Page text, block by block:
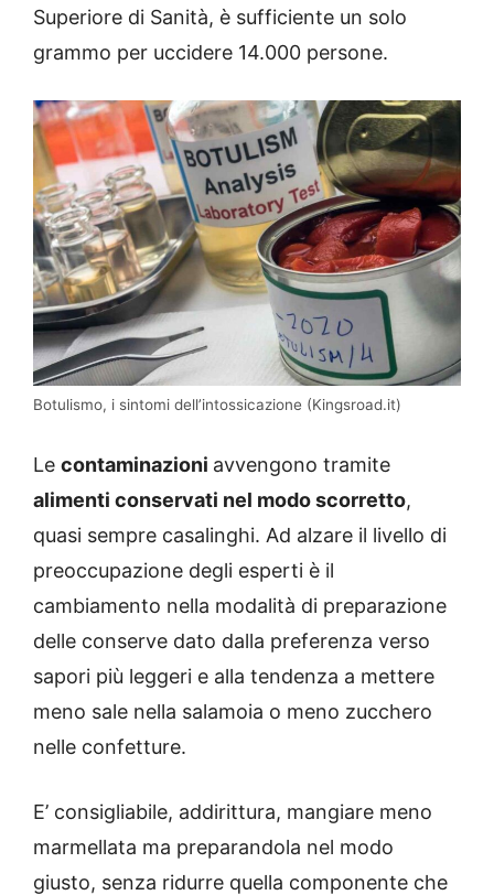
Superiore di Sanità, è sufficiente un solo
grammo per uccidere 14.000 persone.
Botulismo, i sintomi dell’intossicazione (Kingsroad.it)
Le contaminazioni avvengono tramite
alimenti conservati nel modo scorretto,
quasi sempre casalinghi. Ad alzare il livello di
preoccupazione degli esperti è il
cambiamento nella modalità di preparazione
delle conserve dato dalla preferenza verso
sapori più leggeri e alla tendenza a mettere
meno sale nella salamoia o meno zucchero
nelle confetture.
E’ consigliabile, addirittura, mangiare meno
marmellata ma preparandola nel modo
giusto, senza ridurre quella componente che